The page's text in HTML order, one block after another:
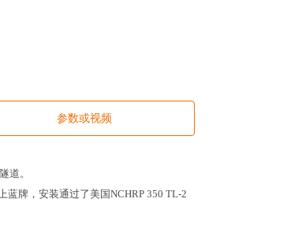
参数或视频
道。
牌，安装通过了美国NCHRP 350 TL-2